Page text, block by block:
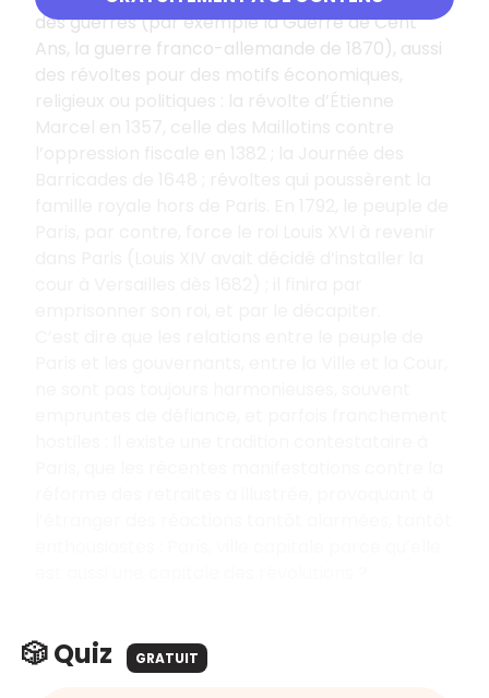
des guerres (par exemple la Guerre de Cent
Ans, la guerre franco-allemande de 1870), aussi
des révoltes pour des motifs économiques,
🎲 Quiz GRATUIT